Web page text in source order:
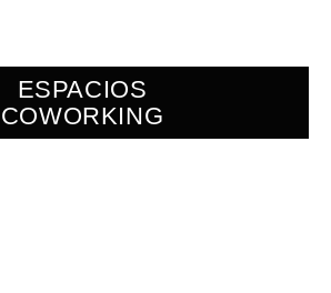
ESPACIOS
COWORKING